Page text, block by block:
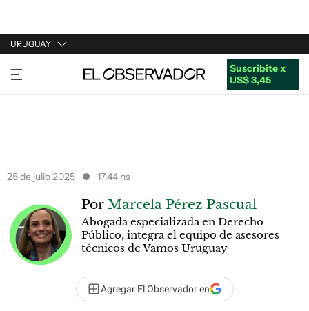
URUGUAY
URUGUAY
ARGENTINA
Suscribite x
US$ 3,45
25 de julio 2025 17:44 hs
Por Marcela Pérez Pascual
Abogada especializada en Derecho
Público, integra el equipo de asesores
técnicos de Vamos Uruguay
Agregar El Observador en